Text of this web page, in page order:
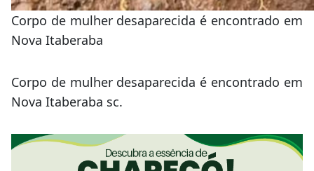
Corpo de mulher desaparecida é encontrado em
Nova Itaberaba
Corpo de mulher desaparecida é encontrado em
Nova Itaberaba sc.